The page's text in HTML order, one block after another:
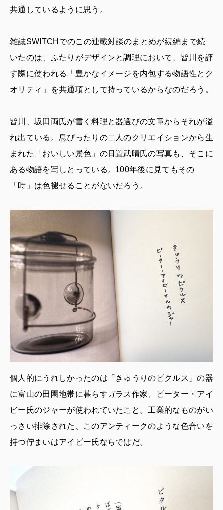
共通しているように思う。
雑誌SWITCHでのこの連載対談のまとめが続編まで続
いたのは、ふたりがデザインと調理において、皆川を評
す際に使われる「豊かなイメージを内包する物語性とク
オリティ」を共通項として持っているからなのだろう。
皆川、坂田両氏が書く料理と器選びの文章からそれが溢
れ出ている。息ぴったりの二人のクリエイションから生
まれた「おいしい景色」の日置武晴氏の写真も、そこに
ある物語を写しとっている。100年後に見てもその
「時」は色褪せることがないだろう。
個人的にうれしかったのは「きゅうりのピクルス」の器
に富山の田園地帯に暮らすガラス作家、ピーター・アイ
ビー氏のジャーが使われていたこと。工業的なものがい
っさい排除された、このアンティークのような色合いを
持つ佇まいはアイビー氏ならではだ。